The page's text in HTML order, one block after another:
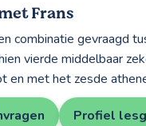
Frans
combinatie gevraagd
vierde middelbaar
en met het zesde
Profiel